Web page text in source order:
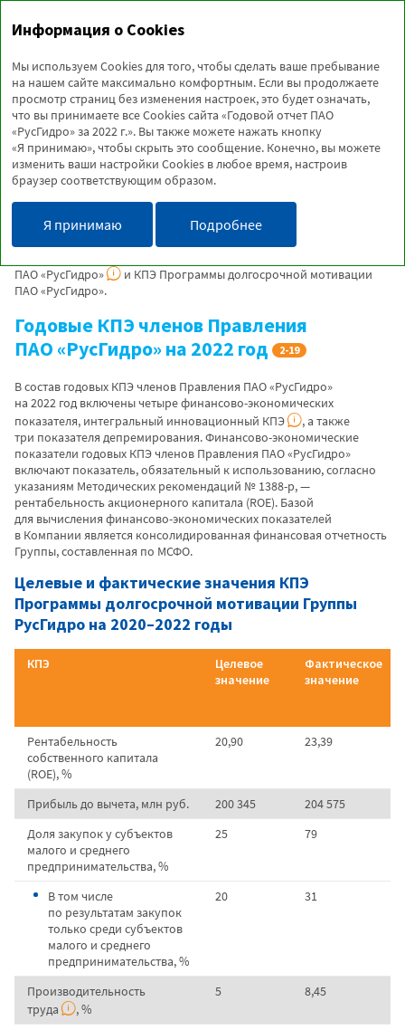
Годовой отчет
2022
КЛЮЧЕВЫЕ ПОКАЗАТЕЛИ
ЭФФЕКТИВНОСТИ
Система КПЭ менеджмента ПАО «РусГидро» разработана с учетом
нормативных требований и направлена на повышение
эффективности деятельности Компании и достижение
ПАО «РусГидро»
и КПЭ Программы долгосрочной мотивации
ПАО «РусГидро».
Годовые КПЭ членов Правления
ПАО «РусГидро» на 2022 год
2-19
В состав годовых КПЭ членов Правления ПАО «РусГидро»
на 2022 год включены четыре финансово-экономических
показателя, интегральный инновационный КПЭ
, а также
три показателя депремирования. Финансово-экономические
показатели годовых КПЭ членов Правления ПАО «РусГидро»
включают показатель, обязательный к использованию, согласно
указаниям Методических рекомендаций № 1388-р, —
рентабельность акционерного капитала (ROE). Базой
для вычисления финансово-экономических показателей
в Компании является консолидированная финансовая отчетность
Группы, составленная по МСФО.
Целевые и фактические значения КПЭ
Программы долгосрочной мотивации Группы
РусГидро на 2020–2022 годы
КПЭ
Целевое
значение
Фактическое
значение
Рентабельность
собственного капитала
(ROE), %
20,90 23,39
Прибыль до вычета, млн руб. 200 345
204 575
Доля закупок у субъектов
малого и среднего
предпринимательства, %
25 79
В том числе
по результатам закупок
только среди субъектов
малого и среднего
предпринимательства, %
20 31
Производительность
труда
, %
5 8,45
Информация о Cookies
Мы используем Cookies для того, чтобы сделать ваше пребывание
на нашем сайте максимально комфортным. Если вы продолжаете
просмотр страниц без изменения настроек, это будет означать,
что вы принимаете все Cookies сайта «Годовой отчет ПАО
«РусГидро» за 2022 г.». Вы также можете нажать кнопку
«Я принимаю», чтобы скрыть это сообщение. Конечно, вы можете
изменить ваши настройки Cookies в любое время, настроив
браузер соответствующим образом.
Я принимаю Подробнее